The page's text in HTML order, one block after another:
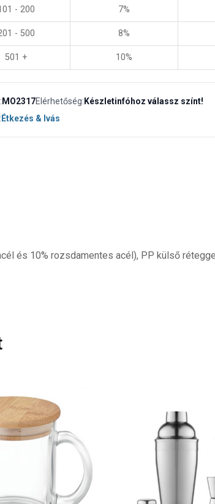
- 200 7%
- 500 8%
501 + 10%
MO2317Elérhetőség: Készletinfóhoz válassz színt!
Étkezés & Ivás
és 10% rozsdamentes acél), PP külső